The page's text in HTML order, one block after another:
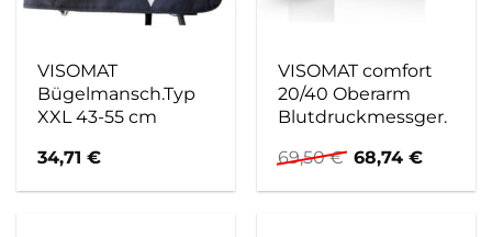
VISOMAT
Bügelmansch.Typ
XXL 43-55 cm
34,71€
VISOMAT comfort
20/40 Oberarm
Blutdruckmessger.
69,50€ Ursprünglicher
Preis
war:
68,74€
ist: